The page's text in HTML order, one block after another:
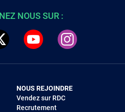
NOUS SUR :
NOUS REJOINDRE
Vendez sur RDC
Recrutement